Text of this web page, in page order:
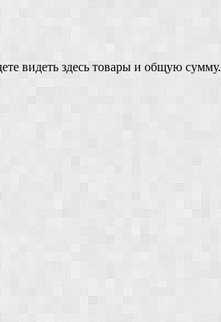
видеть здесь товары и общую сумму.